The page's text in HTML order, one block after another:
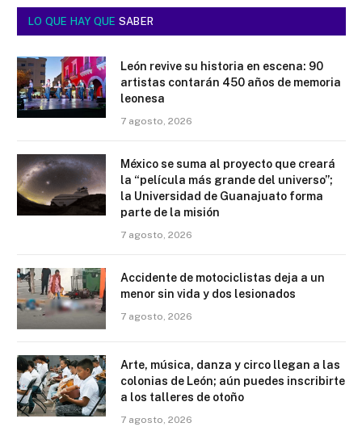
LO QUE HAY QUE SABER
León revive su historia en escena: 90
artistas contarán 450 años de memoria
leonesa
7 agosto, 2026
México se suma al proyecto que creará
la “película más grande del universo”;
la Universidad de Guanajuato forma
parte de la misión
7 agosto, 2026
Accidente de motociclistas deja a un
menor sin vida y dos lesionados
7 agosto, 2026
Arte, música, danza y circo llegan a las
colonias de León; aún puedes inscribirte
a los talleres de otoño
7 agosto, 2026